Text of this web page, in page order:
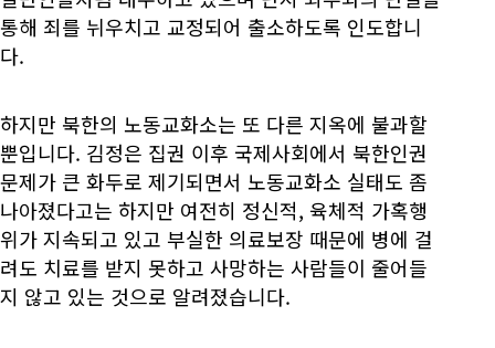
통해 죄를 뉘우치고 교정되어 출소하도록 인도합니
다.
하지만 북한의 노동교화소는 또 다른 지옥에 불과할
뿐입니다. 김정은 집권 이후 국제사회에서 북한인권
문제가 큰 화두로 제기되면서 노동교화소 실태도 좀
나아졌다고는 하지만 여전히 정신적, 육체적 가혹행
위가 지속되고 있고 부실한 의료보장 때문에 병에 걸
려도 치료를 받지 못하고 사망하는 사람들이 줄어들
지 않고 있는 것으로 알려졌습니다.